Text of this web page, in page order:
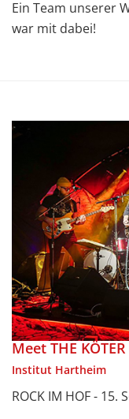
Ein Team unserer
war mit dabei!
Meet THE
Institut Hartheim
ROCK IM HOF -